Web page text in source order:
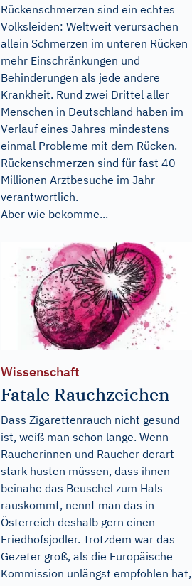
Rückenschmerzen sind ein echtes
Volksleiden: Weltweit verursachen
allein Schmerzen im unteren Rücken
mehr Einschränkungen und
Behinderungen als jede andere
Krankheit. Rund zwei Drittel aller
Menschen in Deutschland haben im
Verlauf eines Jahres mindestens
einmal Probleme mit dem Rücken.
Rückenschmerzen sind für fast 40
Millionen Arztbesuche im Jahr
verantwortlich.
Aber wie bekomme...
Wissenschaft
Fatale Rauchzeichen
Dass Zigarettenrauch nicht gesund
ist, weiß man schon lange. Wenn
Raucherinnen und Raucher derart
stark husten müssen, dass ihnen
beinahe das Beuschel zum Hals
rauskommt, nennt man das in
Österreich deshalb gern einen
Friedhofsjodler. Trotzdem war das
Gezeter groß, als die Europäische
Kommission unlängst empfohlen hat,